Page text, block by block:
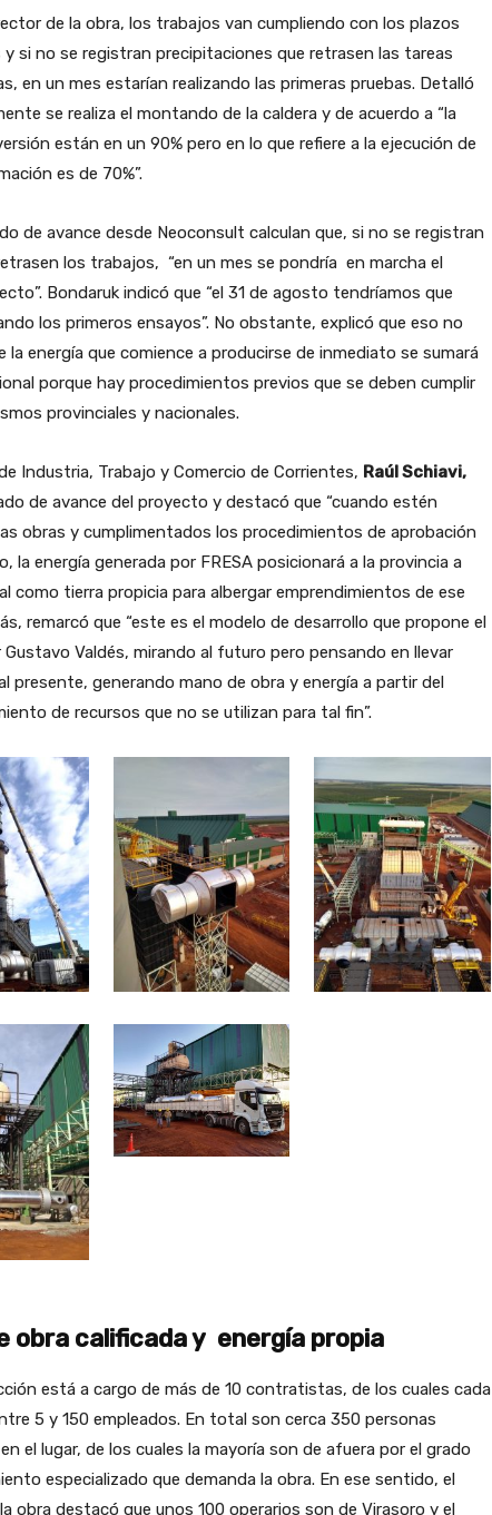
de la obra, los trabajos van cumpliendo con los plazos
si no se registran precipitaciones que retrasen las tareas
en un mes estarían realizando las primeras pruebas. Detalló
se realiza el montando de la caldera y de acuerdo a “la
están en un 90% pero en lo que refiere a la ejecución de
es de 70%”.
de avance desde Neoconsult calculan que, si no se registran
los trabajos, “en un mes se pondría en marcha el
Bondaruk indicó que “el 31 de agosto tendríamos que
los primeros ensayos”. No obstante, explicó que eso no
la energía que comience a producirse de inmediato se sumará
porque hay procedimientos previos que se deben cumplir
provinciales y nacionales.
Industria, Trabajo y Comercio de Corrientes, Raúl Schiavi,
de avance del proyecto y destacó que “cuando estén
obras y cumplimentados los procedimientos de aprobación
la energía generada por FRESA posicionará a la provincia a
como tierra propicia para albergar emprendimientos de ese
remarcó que “este es el modelo de desarrollo que propone el
Valdés, mirando al futuro pero pensando en llevar
presente, generando mano de obra y energía a partir del
de recursos que no se utilizan para tal fin”.
obra calificada y energía propia
está a cargo de más de 10 contratistas, de los cuales cada
5 y 150 empleados. En total son cerca 350 personas
el lugar, de los cuales la mayoría son de afuera por el grado
especializado que demanda la obra. En ese sentido, el
obra destacó que unos 100 operarios son de Virasoro y el